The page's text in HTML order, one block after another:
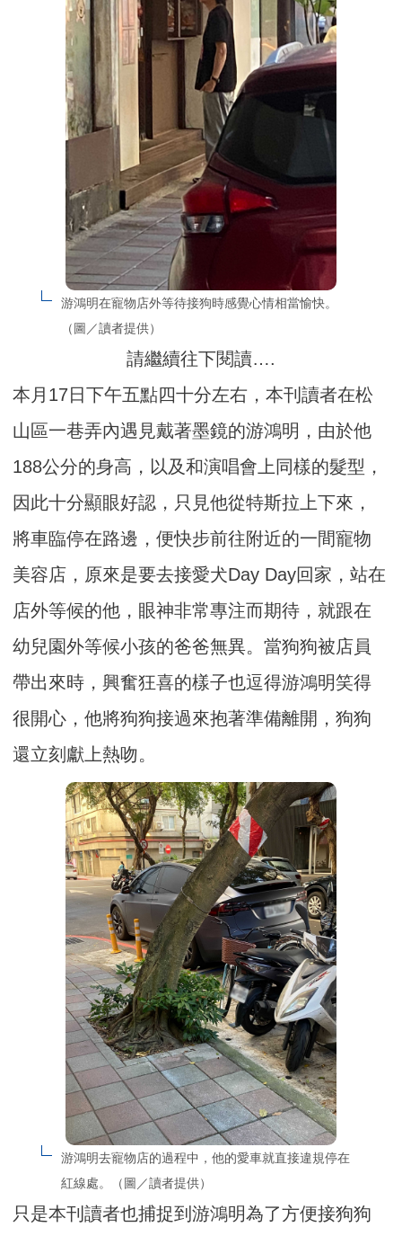
游鴻明在寵物店外等待接狗時感覺心情相當愉快。
（圖／讀者提供）
請繼續往下閱讀….
本月17日下午五點四十分左右，本刊讀者在松
山區一巷弄內遇見戴著墨鏡的游鴻明，由於他
188公分的身高，以及和演唱會上同樣的髮型，
因此十分顯眼好認，只見他從特斯拉上下來，
將車臨停在路邊，便快步前往附近的一間寵物
美容店，原來是要去接愛犬Day Day回家，站在
店外等候的他，眼神非常專注而期待，就跟在
幼兒園外等候小孩的爸爸無異。當狗狗被店員
帶出來時，興奮狂喜的樣子也逗得游鴻明笑得
很開心，他將狗狗接過來抱著準備離開，狗狗
還立刻獻上熱吻。
游鴻明去寵物店的過程中，他的愛車就直接違規停在
紅線處。（圖／讀者提供）
只是本刊讀者也捕捉到游鴻明為了方便接狗狗